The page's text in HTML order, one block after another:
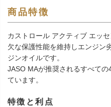
商品特徴
カストロール アクティブ エッ
欠な保護性能を維持しエンジン
ジンオイルです。
JASO MAが推奨されるすべて
ています。
特徴と利点